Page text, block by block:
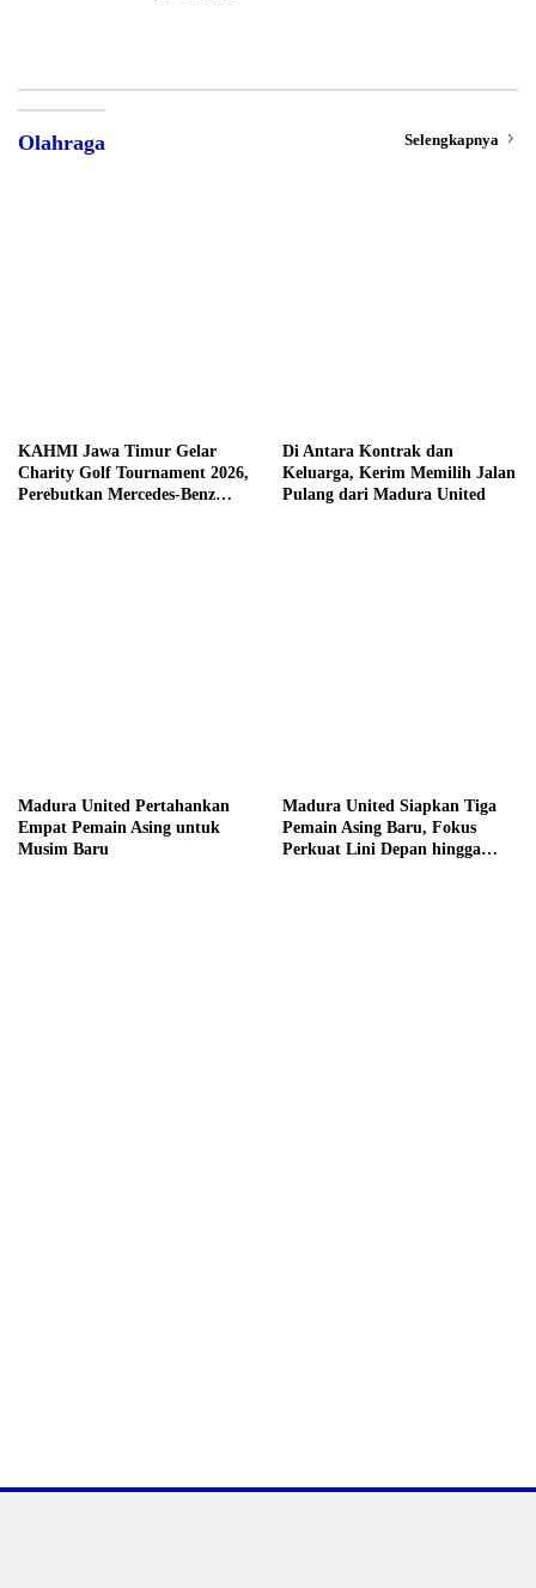
Olahraga Selengkapnya
KAHMI Jawa Timur Gelar
Charity Golf Tournament 2026,
Perebutkan Mercedes-Benz
Di Antara Kontrak dan
Keluarga, Kerim Memilih Jalan
Pulang dari Madura United
Madura United Pertahankan
Empat Pemain Asing untuk
Musim Baru
Madura United Siapkan Tiga
Pemain Asing Baru, Fokus
Perkuat Lini Depan hingga